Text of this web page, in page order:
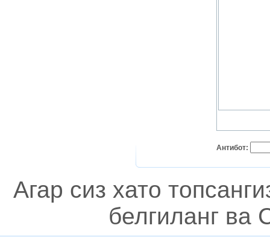
Антибот:
Агар сиз хато
белгиланг ва